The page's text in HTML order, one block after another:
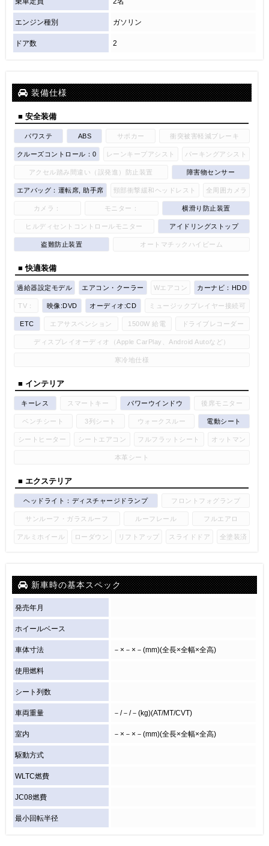
エンジン種別 ガソリン
ドア数 2
装備仕様
■ 安全装備
パワステ ABS サポカー 衝突被害軽減ブレーキ
クルーズコントロール：0 レーンキープアシスト パーキングアシスト
アクセル踏み間違い（誤発進）防止装置 障害物センサー
エアバッグ：運転席, 助手席 頸部衝撃緩和ヘッドレスト 全周囲カメラ
カメラ： モニター： 横滑り防止装置
ヒルディセントコントロールモニター アイドリングストップ
盗難防止装置 オートマチックハイビーム
■ 快適装備
過給器設定モデル エアコン・クーラー Wエアコン カーナビ：HDD
TV： 映像:DVD オーディオ:CD ミュージックプレイヤー接続可
ETC エアサスペンション 1500W 給電 ドライブレコーダー
ディスプレイオーディオ（Apple CarPlay、Android Autoなど）
寒冷地仕様
■ インテリア
キーレス スマートキー パワーウインドウ 後席モニター
ベンチシート 3列シート ウォークスルー 電動シート
シートヒーター シートエアコン フルフラットシート オットマン
本革シート
■ エクステリア
ヘッドライト：ディスチャージドランプ フロントフォグランプ
サンルーフ・ガラスルーフ ルーフレール フルエアロ
アルミホイール ローダウン リフトアップ スライドドア 全塗装済
新車時の基本スペック
発売年月
ホイールベース
車体寸法 －×－×－(mm)(全長×全幅×全高)
使用燃料
シート列数
車両重量 －/－/－(kg)(AT/MT/CVT)
室内 －×－×－(mm)(全長×全幅×全高)
駆動方式
WLTC燃費
JC08燃費
最小回転半径